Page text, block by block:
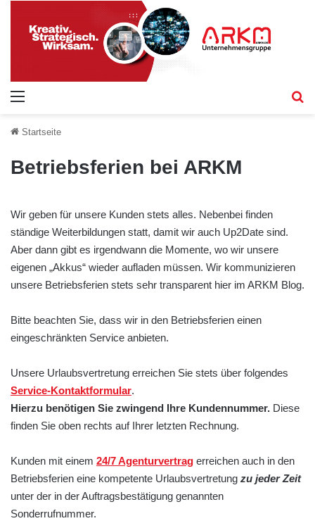
Startseite
Betriebsferien bei ARKM
Wir geben für unsere Kunden stets alles. Nebenbei finden
ständige Weiterbildungen statt, damit wir auch Up2Date sind.
Aber dann gibt es irgendwann die Momente, wo wir unsere
eigenen „Akkus“ wieder aufladen müssen. Wir kommunizieren
unsere Betriebsferien stets sehr transparent hier im ARKM Blog.
Bitte beachten Sie, dass wir in den Betriebsferien einen
eingeschränkten Service anbieten.
Unsere Urlaubsvertretung erreichen Sie stets über folgendes
Service-Kontaktformular.
Hierzu benötigen Sie zwingend Ihre Kundennummer. Diese
finden Sie oben rechts auf Ihrer letzten Rechnung.
Kunden mit einem 24/7 Agenturvertrag erreichen auch in den
Betriebsferien eine kompetente Urlaubsvertretung zu jeder Zeit
unter der in der Auftragsbestätigung genannten
Sonderrufnummer.